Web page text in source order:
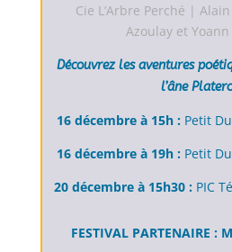
Cie L’Arbre Perché |
Azoulay et
Découvrez les aventures
l’âne
16 décembre à 15h :Petit
16 décembre à 19h : Petit
20 décembre à 15h30 : PIC
FESTIVAL PARTENAIRE :